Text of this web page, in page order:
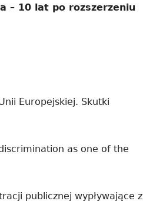
– 10 lat po rozszerzeniu
Europejskiej. Skutki
as one of the
publicznej wypływające z